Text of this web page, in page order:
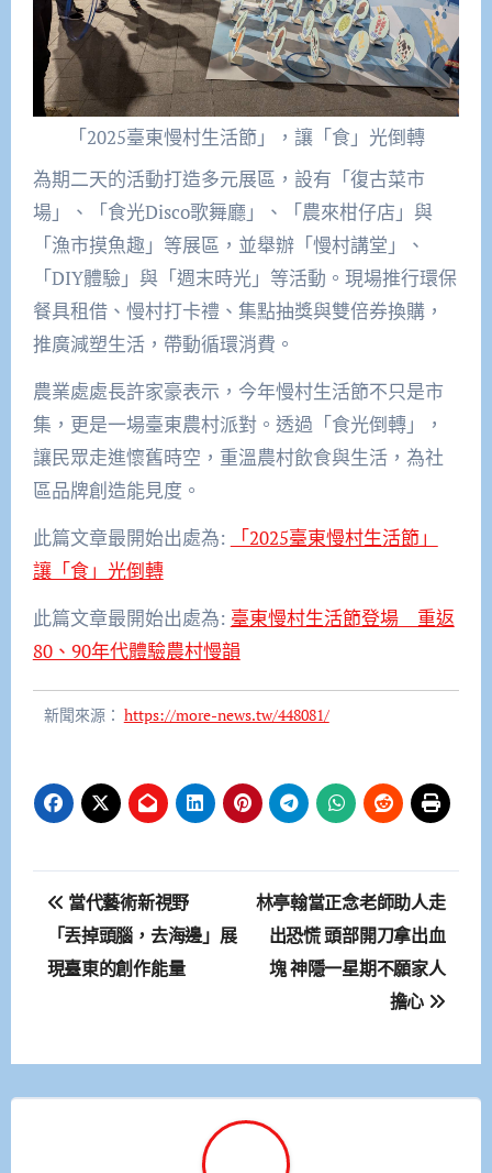
「2025臺東慢村生活節」，讓「食」光倒轉
為期二天的活動打造多元展區，設有「復古菜市
場」、「食光Disco歌舞廳」、「農來柑仔店」與
「漁市摸魚趣」等展區，並舉辦「慢村講堂」、
「DIY體驗」與「週末時光」等活動。現場推行環保
餐具租借、慢村打卡禮、集點抽獎與雙倍券換購，
推廣減塑生活，帶動循環消費。
農業處處長許家豪表示，今年慢村生活節不只是市
集，更是一場臺東農村派對。透過「食光倒轉」，
讓民眾走進懷舊時空，重溫農村飲食與生活，為社
區品牌創造能見度。
此篇文章最開始出處為:
「2025臺東慢村生活節」
讓「食」光倒轉
此篇文章最開始出處為: 臺東慢村生活節登場 重返
80、90年代體驗農村慢韻
新聞來源： https://more-news.tw/448081/
文
章
導
當代藝術新視野
「丟掉頭腦，去海邊」展
現臺東的創作能量
林亭翰當正念老師助人走
出恐慌 頭部開刀拿出血
塊 神隱一星期不願家人
擔心